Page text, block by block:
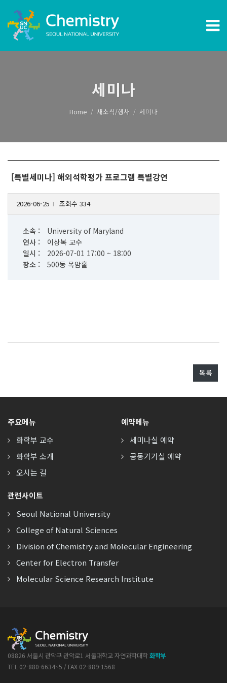
세미나
Home 새소식/행사 세미나
[특별세미나] 해외석학평가 프로그램 특별강연
2026-06-25 조회수 334
소속 :
University of Maryland
연사 :
이상복 교수
일시 :
2026-07-01 17:00 ~ 18:00
장소 :
500동 목암홀
목록
주요메뉴
화학부 교수
화학부 소개
오시는 길
예약메뉴
세미나실 예약
공동기기실 예약
관련사이트
Seoul National University
College of Natural Sciences
Division of Chemistry and Molecular Engineering
Center for Electron Transfer
Molecular Science Research Institute
08826 서울시 관악구 관악로1 서울대학교 자연과학대학화학부
TEL 02-880-6634~5 / FAX 02-889-1568